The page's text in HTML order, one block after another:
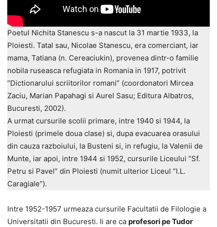
Poetul Nichita Stanescu s-a nascut la 31 martie 1933, la
Ploiesti. Tatal sau, Nicolae Stanescu, era comerciant, iar
mama, Tatiana (n. Cereaciukin), provenea dintr-o familie
nobila ruseasca refugiata in Romania in 1917, potrivit
”Dictionarului scriitorilor romani” (coordonatori Mircea
Zaciu, Marian Papahagi si Aurel Sasu; Editura Albatros,
Bucuresti, 2002).
A urmat cursurile scolii primare, intre 1940 si 1944, la
Ploiesti (primele doua clase) si, dupa evacuarea orasului
din cauza razboiului, la Busteni si, in refugiu, la Valenii de
Munte, iar apoi, intre 1944 si 1952, cursurile Liceului ”Sf.
Petru si Pavel” din Ploiesti (numit ulterior Liceul ”I.L.
Caragiale”).
Intre 1952-1957 urmeaza cursurile Facultatii de Filologie a
Universitatii din Bucuresti. Ii are ca profesori pe Tudor